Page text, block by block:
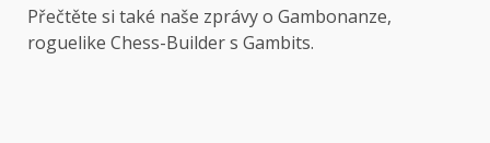
Přečtěte si také naše zprávy o Gambonanze,
roguelike Chess-Builder s Gambits.